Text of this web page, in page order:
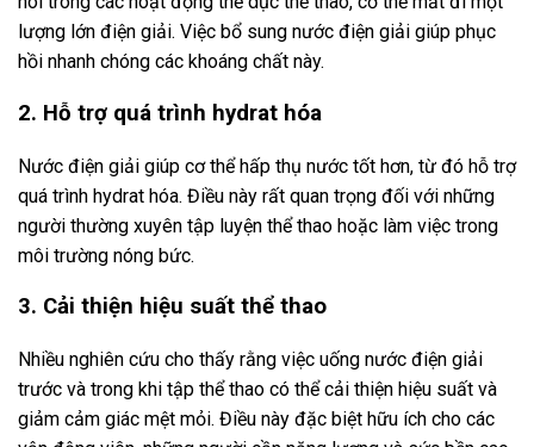
lượng lớn điện giải. Việc bổ sung nước điện giải giúp phục
hồi nhanh chóng các khoáng chất này.
2. Hỗ trợ quá trình hydrat hóa
Nước điện giải giúp cơ thể hấp thụ nước tốt hơn, từ đó hỗ trợ
quá trình hydrat hóa. Điều này rất quan trọng đối với những
người thường xuyên tập luyện thể thao hoặc làm việc trong
môi trường nóng bức.
3. Cải thiện hiệu suất thể thao
Nhiều nghiên cứu cho thấy rằng việc uống nước điện giải
trước và trong khi tập thể thao có thể cải thiện hiệu suất và
giảm cảm giác mệt mỏi. Điều này đặc biệt hữu ích cho các